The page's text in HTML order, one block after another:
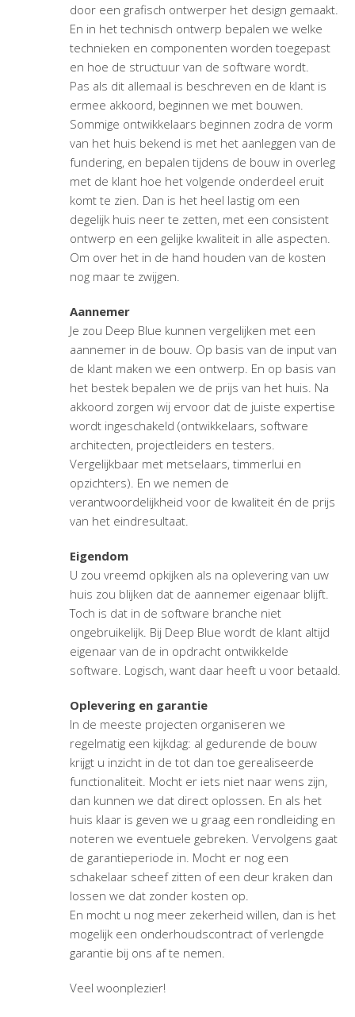
door een grafisch ontwerper het design gemaakt.
En in het technisch ontwerp bepalen we welke
technieken en componenten worden toegepast
en hoe de structuur van de software wordt.
Pas als dit allemaal is beschreven en de klant is
ermee akkoord, beginnen we met bouwen.
Sommige ontwikkelaars beginnen zodra de vorm
van het huis bekend is met het aanleggen van de
fundering, en bepalen tijdens de bouw in overleg
met de klant hoe het volgende onderdeel eruit
komt te zien. Dan is het heel lastig om een
degelijk huis neer te zetten, met een consistent
ontwerp en een gelijke kwaliteit in alle aspecten.
Om over het in de hand houden van de kosten
nog maar te zwijgen.
Aannemer
Je zou Deep Blue kunnen vergelijken met een
aannemer in de bouw. Op basis van de input van
de klant maken we een ontwerp. En op basis van
het bestek bepalen we de prijs van het huis. Na
akkoord zorgen wij ervoor dat de juiste expertise
wordt ingeschakeld (ontwikkelaars, software
architecten, projectleiders en testers.
Vergelijkbaar met metselaars, timmerlui en
opzichters). En we nemen de
verantwoordelijkheid voor de kwaliteit én de prijs
van het eindresultaat.
Eigendom
U zou vreemd opkijken als na oplevering van uw
huis zou blijken dat de aannemer eigenaar blijft.
Toch is dat in de software branche niet
ongebruikelijk. Bij Deep Blue wordt de klant altijd
eigenaar van de in opdracht ontwikkelde
software. Logisch, want daar heeft u voor betaald.
Oplevering en garantie
In de meeste projecten organiseren we
regelmatig een kijkdag: al gedurende de bouw
krijgt u inzicht in de tot dan toe gerealiseerde
functionaliteit. Mocht er iets niet naar wens zijn,
dan kunnen we dat direct oplossen. En als het
huis klaar is geven we u graag een rondleiding en
noteren we eventuele gebreken. Vervolgens gaat
de garantieperiode in. Mocht er nog een
schakelaar scheef zitten of een deur kraken dan
lossen we dat zonder kosten op.
En mocht u nog meer zekerheid willen, dan is het
mogelijk een onderhoudscontract of verlengde
garantie bij ons af te nemen.
Veel woonplezier!